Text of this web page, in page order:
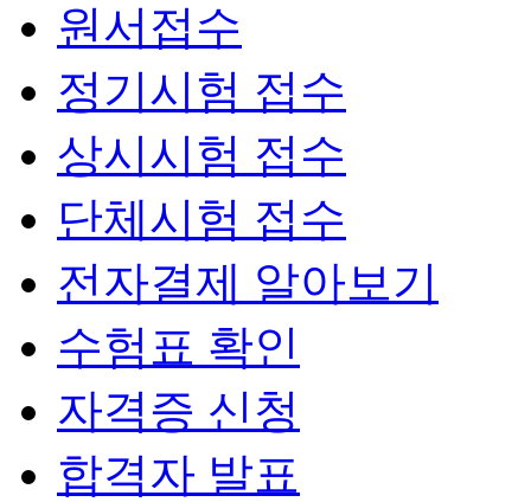
원서접수
정기시험 접수
상시시험 접수
단체시험 접수
전자결제 알아보기
수험표 확인
자격증 신청
합격자 발표